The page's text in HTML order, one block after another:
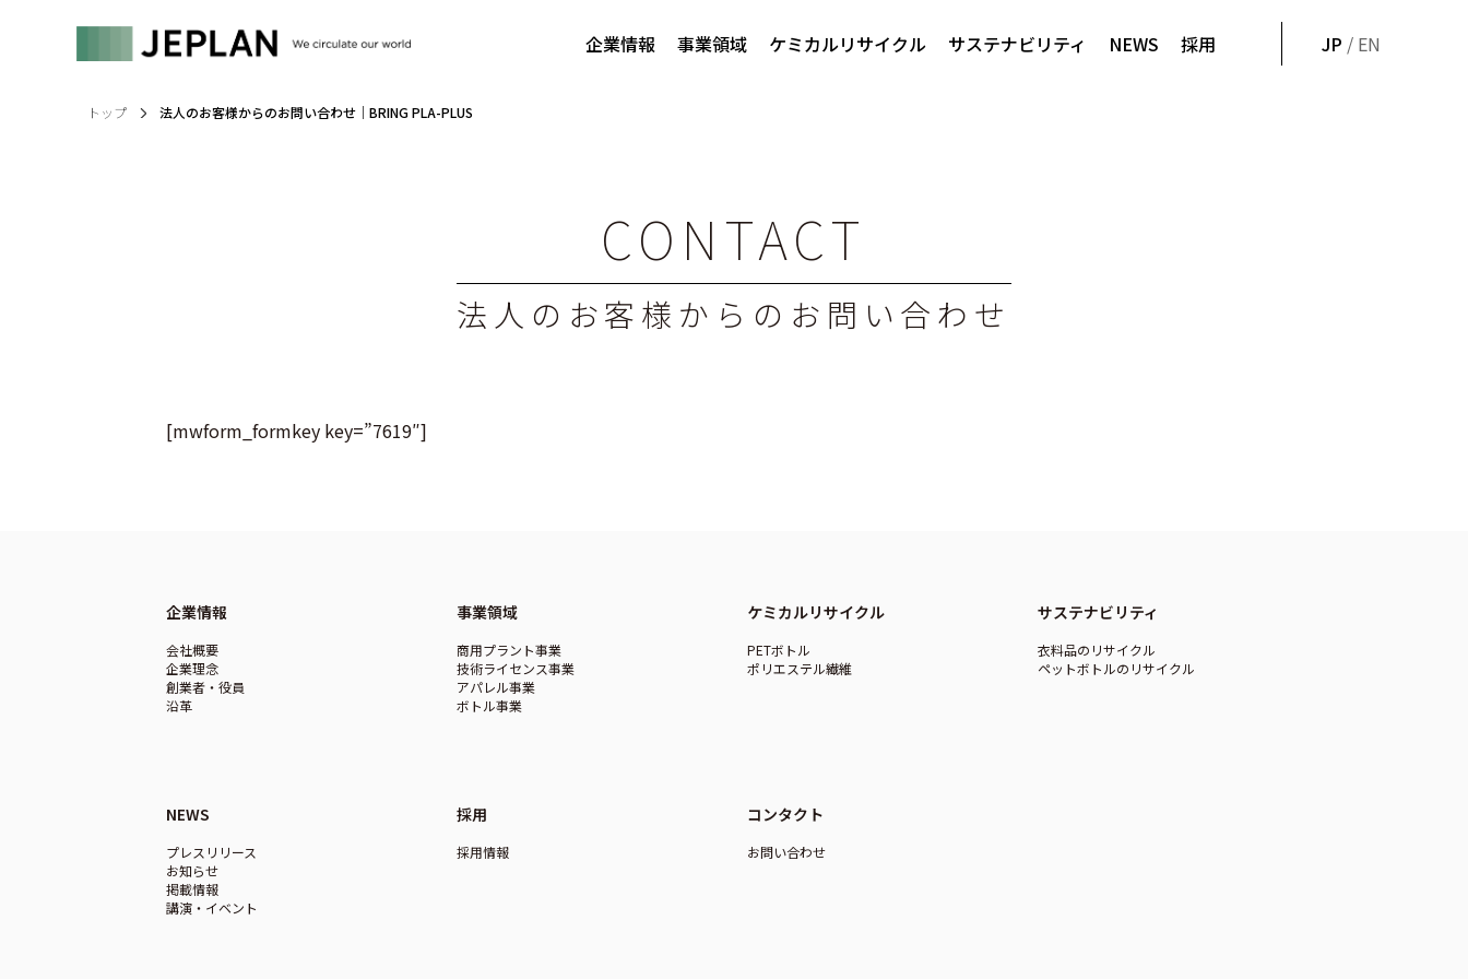
企業情報 事業領域 ケミカルリサイクル サステナビリティ NEWS 採用 JP / EN
トップ 法人のお客様からのお問い合わせ｜BRING PLA-PLUS
CONTACT
法人のお客様からのお問い合わせ
[mwform_formkey key=”7619″]
企業情報
会社概要
企業理念
創業者・役員
沿革
事業領域
商用プラント事業
技術ライセンス事業
アパレル事業
ボトル事業
ケミカルリサイクル
PETボトル
ポリエステル繊維
サステナビリティ
衣料品のリサイクル
ペットボトルのリサイクル
NEWS
プレスリリース
お知らせ
掲載情報
講演・イベント
採用
採用情報
コンタクト
お問い合わせ